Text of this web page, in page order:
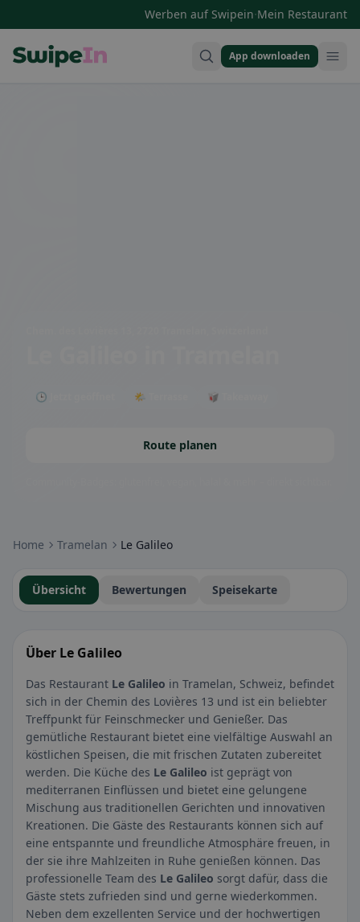
Werben auf Swipein·Mein Restaurant
App downloaden
🕒 Jetzt geöffnet 🌤 Terrasse 🥡 Takeaway
Route planen
Home Tramelan Le Galileo
Übersicht Bewertungen Speisekarte
Über Le Galileo
Das Restaurant Le Galileo in Tramelan, Schweiz, befindet
sich in der Chemin des Lovières 13 und ist ein beliebter
Treffpunkt für Feinschmecker und Genießer. Das
gemütliche Restaurant bietet eine vielfältige Auswahl an
köstlichen Speisen, die mit frischen Zutaten zubereitet
werden. Die Küche des Le Galileo ist geprägt von
mediterranen Einflüssen und bietet eine gelungene
Mischung aus traditionellen Gerichten und innovativen
Kreationen. Die Gäste des Restaurants können sich auf
eine entspannte und freundliche Atmosphäre freuen, in
der sie ihre Mahlzeiten in Ruhe genießen können. Das
professionelle Team des Le Galileo sorgt dafür, dass die
Gäste stets zufrieden sind und gerne wiederkommen.
Neben dem exzellenten Service und der hochwertigen